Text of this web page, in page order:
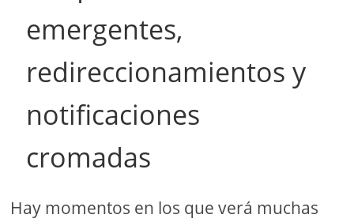
emergentes,
redireccionamientos y
notificaciones
cromadas
Hay momentos en los que verá muchas